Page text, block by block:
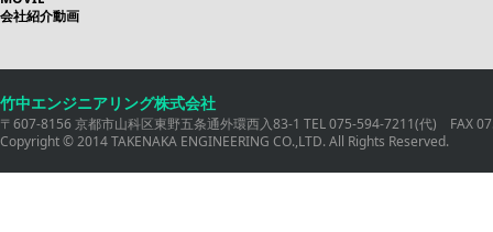
会社紹介動画
竹中エンジニアリング株式会社
〒607-8156 京都市山科区東野五条通外環西入83-1 TEL 075-594-7211(代) FAX
Copyright © 2014 TAKENAKA ENGINEERING CO.,LTD. All Rights Reserved.